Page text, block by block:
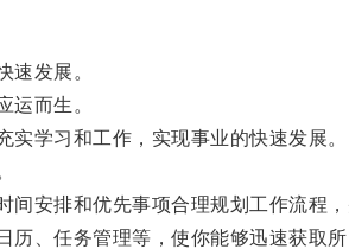
发展。
而生。
学习和工作，实现事业的快速发展。
排和优先事项合理规划工作流程，
任务管理等，使你能够迅速获取所